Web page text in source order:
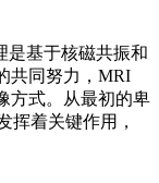
是基于核磁共振和
共同努力，MRI
方式。从最初的卑
挥着关键作用，